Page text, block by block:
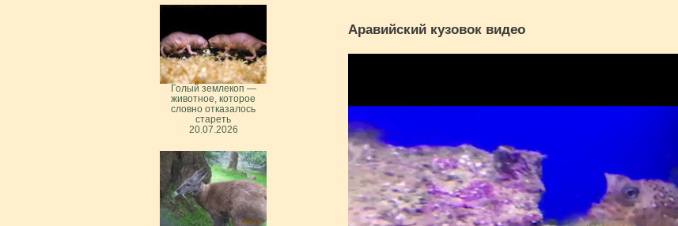
Аравийский кузовок видео
Голый землекоп —
животное, которое
словно отказалось
стареть
20.07.2026